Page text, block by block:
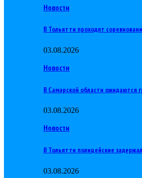
Новости
В Тольятти проходят
03.08.2026
Новости
В Самарской области ожидаются
03.08.2026
Новости
В Тольятти полицейские
03.08.2026